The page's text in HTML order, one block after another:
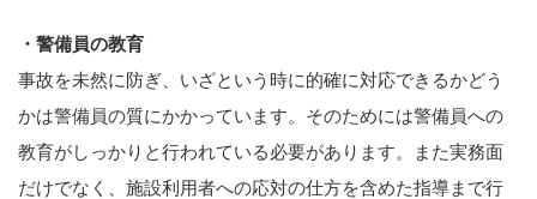
・警備員の教育
事故を未然に防ぎ、いざという時に的確に対応できるかどう
かは警備員の質にかかっています。そのためには警備員への
教育がしっかりと行われている必要があります。また実務面
だけでなく、施設利用者への応対の仕方を含めた指導まで行